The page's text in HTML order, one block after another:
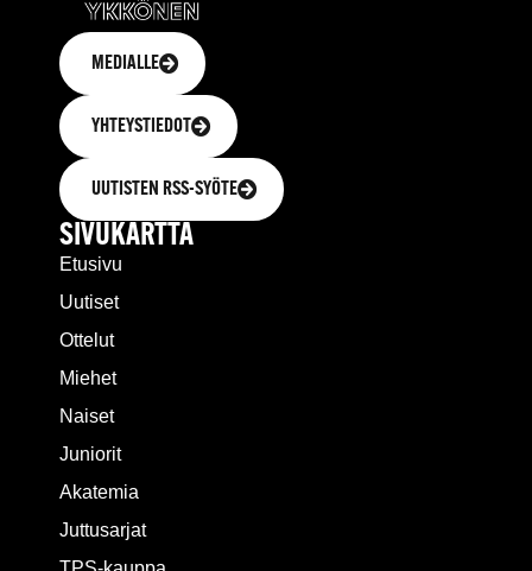
MEDIALLE
YHTEYSTIEDOT
UUTISTEN RSS-SYÖTE
SIVUKARTTA
Etusivu
Uutiset
Ottelut
Miehet
Naiset
Juniorit
Akatemia
Juttusarjat